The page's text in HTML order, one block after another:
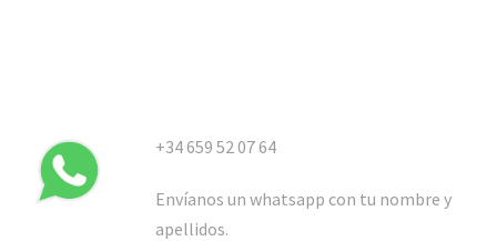
+34 659 52 07 64
Envíanos un whatsapp con tu nombre y
apellidos.